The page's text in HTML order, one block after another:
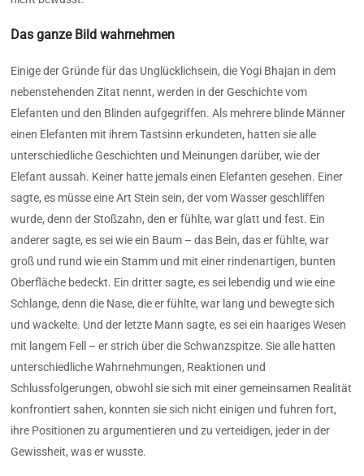
Das ganze Bild wahrnehmen
Einige der Gründe für das Unglücklichsein, die Yogi Bhajan in dem
nebenstehenden Zitat nennt, werden in der Geschichte vom
Elefanten und den Blinden aufgegriffen. Als mehrere blinde Männer
einen Elefanten mit ihrem Tastsinn erkundeten, hatten sie alle
unterschiedliche Geschichten und Meinungen darüber, wie der
Elefant aussah. Keiner hatte jemals einen Elefanten gesehen. Einer
sagte, es müsse eine Art Stein sein, der vom Wasser geschliffen
wurde, denn der Stoßzahn, den er fühlte, war glatt und fest. Ein
anderer sagte, es sei wie ein Baum – das Bein, das er fühlte, war
groß und rund wie ein Stamm und mit einer rindenartigen, bunten
Oberfläche bedeckt. Ein dritter sagte, es sei lebendig und wie eine
Schlange, denn die Nase, die er fühlte, war lang und bewegte sich
und wackelte. Und der letzte Mann sagte, es sei ein haariges Wesen
mit langem Fell – er strich über die Schwanzspitze. Sie alle hatten
unterschiedliche Wahrnehmungen, Reaktionen und
Schlussfolgerungen, obwohl sie sich mit einer gemeinsamen Realität
konfrontiert sahen, konnten sie sich nicht einigen und fuhren fort,
ihre Positionen zu argumentieren und zu verteidigen, jeder in der
Gewissheit, was er wusste.